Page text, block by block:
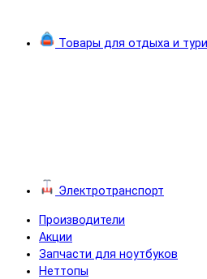
Товары для отдыха и
Электротранспорт
Производители
Акции
Запчасти для ноутбуков
Неттопы